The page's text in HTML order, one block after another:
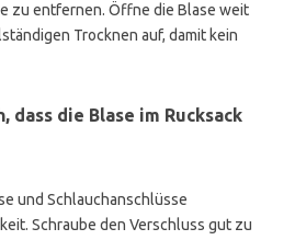
zu entfernen. Öffne die Blase weit
Trocknen auf, damit kein
dass die Blase im Rucksack
und Schlauchanschlüsse
Schraube den Verschluss gut zu